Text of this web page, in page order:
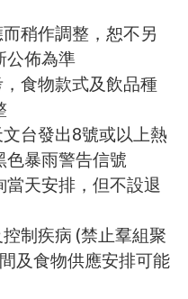
稍作調整，恕不另
公佈為準
食物款式及飲品種
台發出8號或以上熱
色暴雨警告信號
天安排，但不設退
制疾病 (禁止羣組聚
及食物供應安排可能